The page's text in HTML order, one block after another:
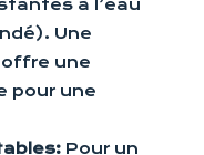
à l’eau
Une
offre une
pour une
Pour un